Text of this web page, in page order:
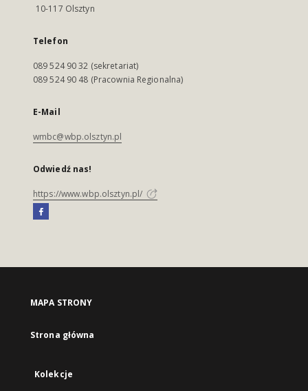
10-117 Olsztyn
Telefon
089 524 90 32 (sekretariat)
089 524 90 48 (Pracownia Regionalna)
E-Mail
wmbc@wbp.olsztyn.pl
Odwiedź nas!
https://www.wbp.olsztyn.pl/
MAPA STRONY
Strona główna
Kolekcje